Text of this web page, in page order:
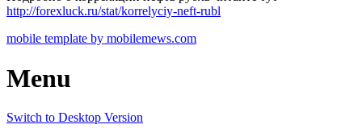
http://forexluck.ru/stat/korrelyciy-neft-rubl
mobile template by mobilemews.com
Menu
Switch to Desktop Version